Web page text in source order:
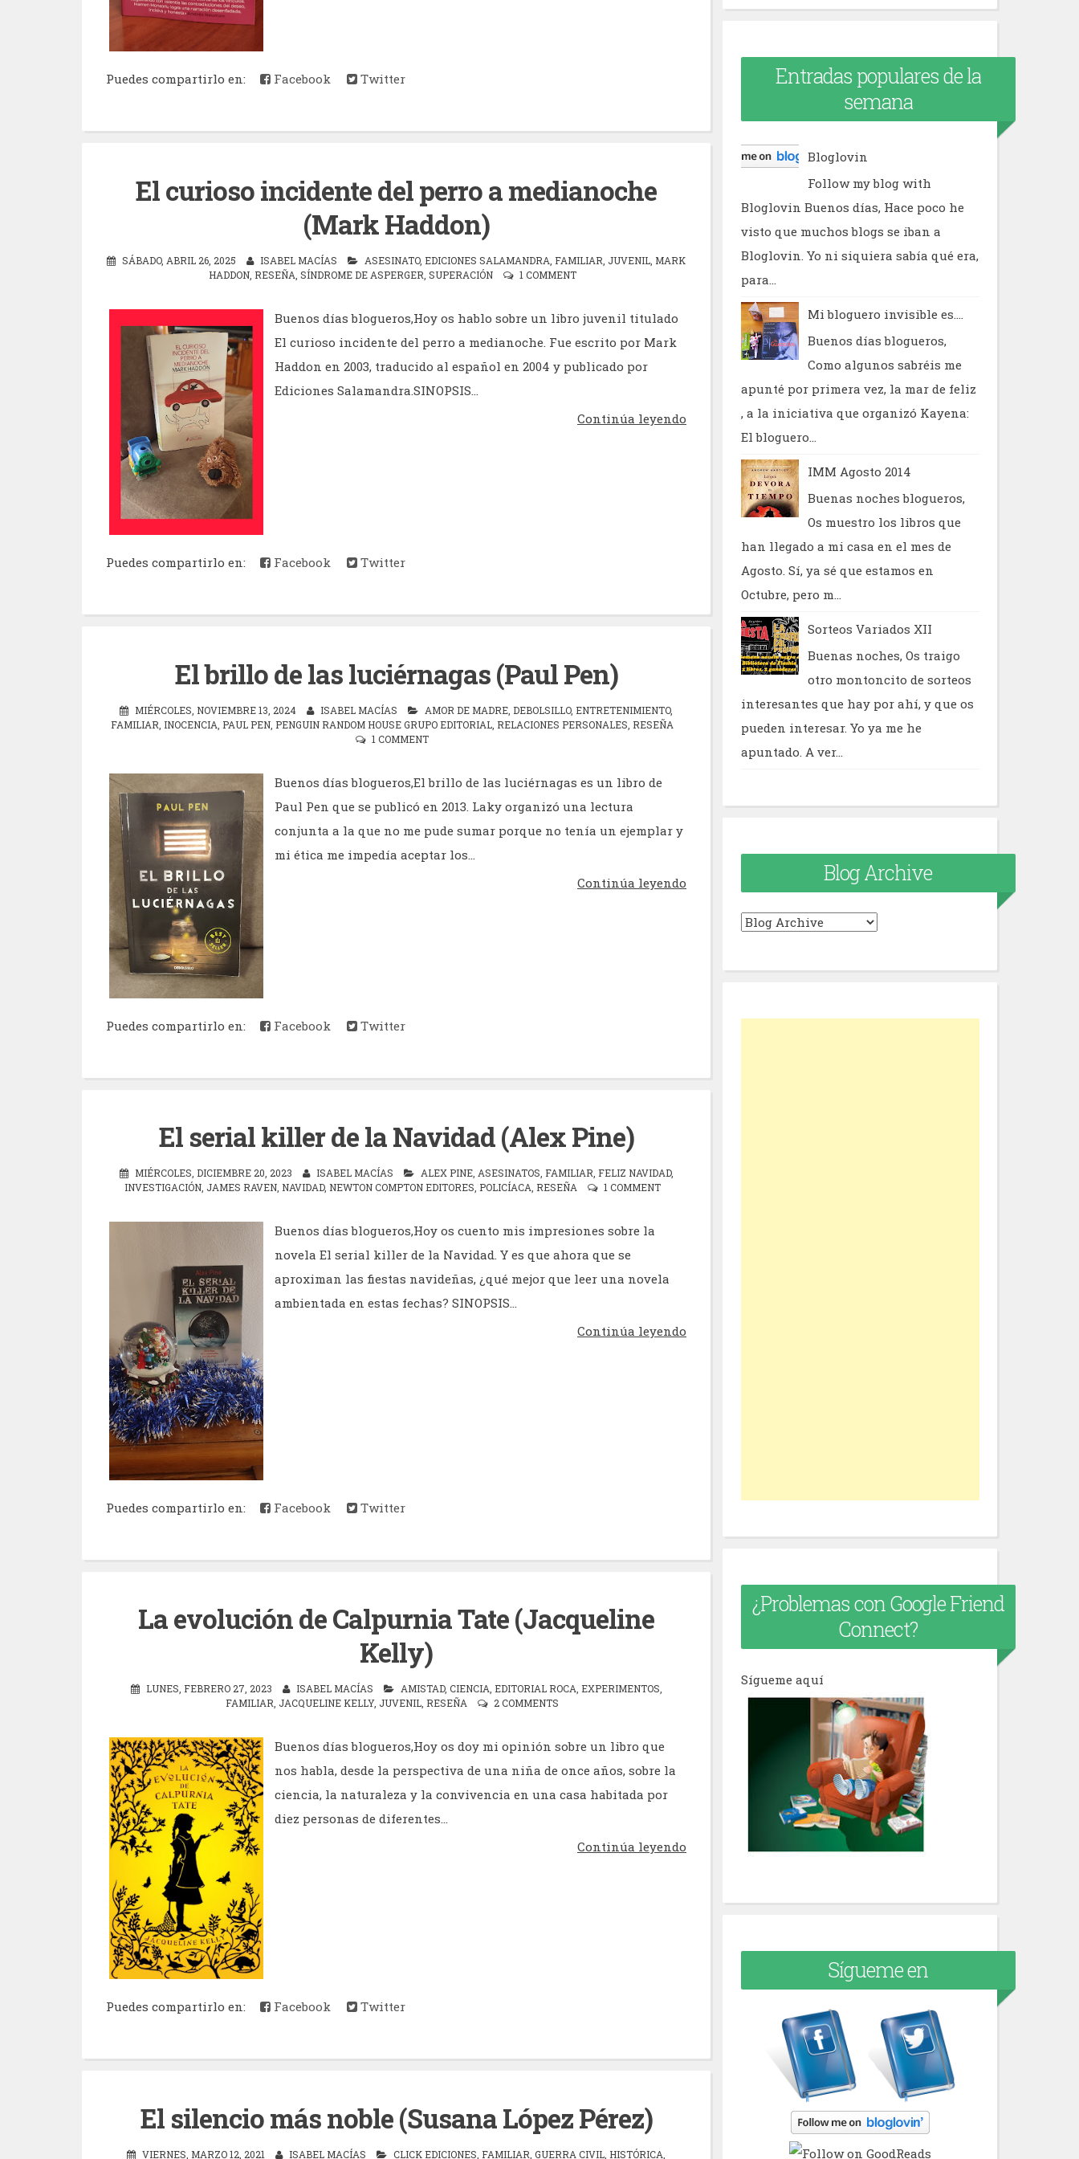
Puedes compartirlo en: Facebook Twitter
El curioso incidente del perro a medianoche
(Mark Haddon)
SÁBADO, ABRIL 26, 2025 ISABEL MACÍAS ASESINATO, EDICIONES SALAMANDRA FAMILIAR JUVENIL MARK
HADDON, RESEÑA SÍNDROME DE ASPERGER SUPERACIÓN 1 COMMENT
Buenos días blogueros,Hoy os hablo sobre un libro juvenil titulado
El curioso incidente del perro a medianoche. Fue escrito por Mark
Haddon en 2003, traducido al español en 2004 y publicado por
Ediciones Salamandra.SINOPSIS...
Continúa leyendo
Puedes compartirlo en: Facebook Twitter
El brillo de las luciérnagas (Paul Pen)
MIÉRCOLES, NOVIEMBRE 13, 2024 ISABEL MACÍAS AMOR DE MADRE DEBOLSILLO, ENTRETENIMIENTO,
FAMILIAR INOCENCIA PAUL PEN PENGUIN RANDOM HOUSE GRUPO EDITORIAL RELACIONES PERSONALES RESEÑA
1 COMMENT
Buenos días blogueros,El brillo de las luciérnagas es un libro de
Paul Pen que se publicó en 2013. Laky organizó una lectura
conjunta a la que no me pude sumar porque no tenía un ejemplar y
mi ética me impedía aceptar los...
Continúa leyendo
Puedes compartirlo en: Facebook Twitter
El serial killer de la Navidad (Alex Pine)
MIÉRCOLES, DICIEMBRE 20, 2023 ISABEL MACÍAS ALEX PINE, ASESINATOS, FAMILIAR, FELIZ NAVIDAD,
INVESTIGACIÓN, JAMES RAVEN, NAVIDAD, NEWTON COMPTON EDITORES, POLICÍACA, RESEÑA 1 COMMENT
Buenos días blogueros,Hoy os cuento mis impresiones sobre la
novela El serial killer de la Navidad. Y es que ahora que se
aproximan las fiestas navideñas, ¿qué mejor que leer una novela
ambientada en estas fechas? SINOPSIS...
Continúa leyendo
Puedes compartirlo en: Facebook Twitter
La evolución de Calpurnia Tate (Jacqueline
Kelly)
LUNES, FEBRERO 27, 2023 ISABEL MACÍAS AMISTAD, CIENCIA, EDITORIAL ROCA, EXPERIMENTOS,
FAMILIAR, JACQUELINE KELLY, JUVENIL, RESEÑA 2 COMMENTS
Buenos días blogueros,Hoy os doy mi opinión sobre un libro que
nos habla, desde la perspectiva de una niña de once años, sobre la
ciencia, la naturaleza y la convivencia en una casa habitada por
diez personas de diferentes...
Continúa leyendo
Puedes compartirlo en: Facebook Twitter
El silencio más noble (Susana López Pérez)
VIERNES, MARZO 12, 2021 ISABEL MACÍAS CLICK EDICIONES FAMILIAR GUERRA CIVIL HISTÓRICA
Entradas populares de la
semana
Bloglovin
Follow my blog with
Bloglovin Buenos días, Hace poco he
visto que muchos blogs se iban a
Bloglovin. Yo ni siquiera sabía qué era,
para...
Mi bloguero invisible es....
Buenos días blogueros,
Como algunos sabréis me
apunté por primera vez, la mar de feliz
, a la iniciativa que organizó Kayena:
El bloguero...
IMM Agosto 2014
Buenas noches blogueros,
Os muestro los libros que
han llegado a mi casa en el mes de
Agosto. Sí, ya sé que estamos en
Octubre, pero m...
Sorteos Variados XII
Buenas noches, Os traigo
otro montoncito de sorteos
interesantes que hay por ahí, y que os
pueden interesar. Yo ya me he
apuntado. A ver...
Blog Archive
¿Problemas con Google Friend
Connect?
Sígueme aquí
Sígueme en